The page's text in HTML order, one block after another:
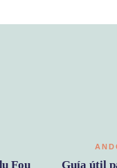
Fou
Guía útil